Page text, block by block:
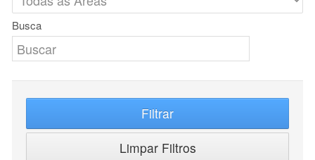
Busca
Filtrar
Limpar Filtros